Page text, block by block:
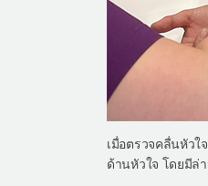
เมื่อตรวจคลื่นหัวใ
ด้านหัวใจ โดยมีล่